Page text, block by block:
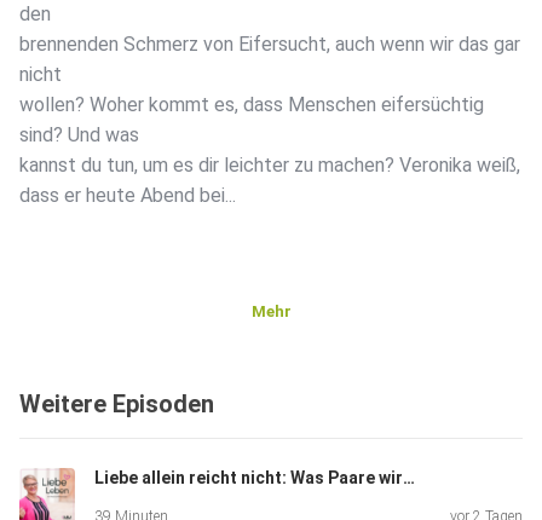
den
brennenden Schmerz von Eifersucht, auch wenn wir das gar
nicht
wollen? Woher kommt es, dass Menschen eifersüchtig
sind? Und was
kannst du tun, um es dir leichter zu machen? Veronika weiß,
dass er heute Abend bei...
Mehr
Weitere Episoden
Liebe allein reicht nicht: Was Paare wirklich brauchen
39 Minuten vor 2 Tagen